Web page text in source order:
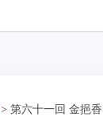
>第六十一回 金挹